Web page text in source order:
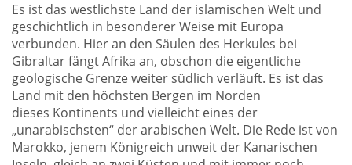
Es ist das westlichste Land der islamischen Welt und
geschichtlich in besonderer Weise mit Europa
verbunden. Hier an den Säulen des Herkules bei
Gibraltar fängt Afrika an, obschon die eigentliche
geologische Grenze weiter südlich verläuft. Es ist das
Land mit den höchsten Bergen im Norden
dieses Kontinents und vielleicht eines der
„unarabischsten“ der arabischen Welt. Die Rede ist von
Marokko, jenem Königreich unweit der Kanarischen